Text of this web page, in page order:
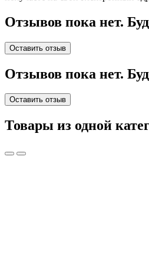
Отзывов пока нет.
Оставить отзыв
Отзывов пока нет.
Оставить отзыв
Товары из одной